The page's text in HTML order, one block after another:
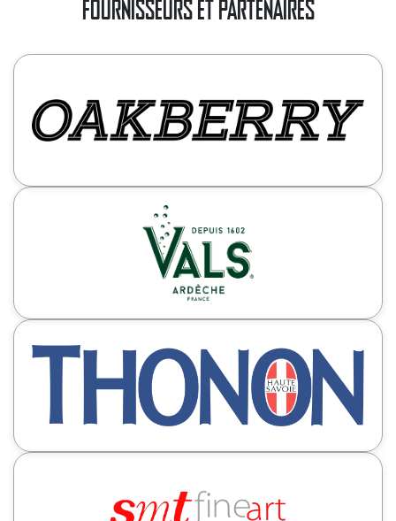
FOURNISSEURS ET PARTENAIRES